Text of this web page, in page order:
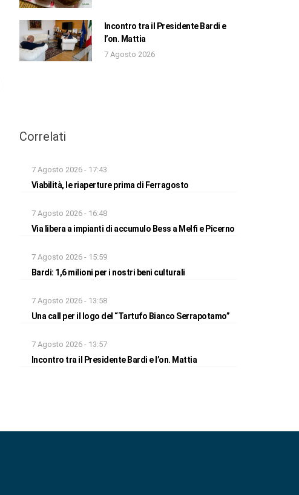
Incontro tra il Presidente Bardi e
l’on. Mattia
7 Agosto 2026
Correlati
7 Agosto 2026 - 17:43
Viabilità, le riaperture prima di Ferragosto
7 Agosto 2026 - 16:48
Via libera a impianti di accumulo Bess a Melfi e Picerno
7 Agosto 2026 - 15:59
Bardi: 1,6 milioni per i nostri beni culturali
7 Agosto 2026 - 13:58
Una call per il logo del “Tartufo Bianco Serrapotamo”
7 Agosto 2026 - 13:57
Incontro tra il Presidente Bardi e l’on. Mattia